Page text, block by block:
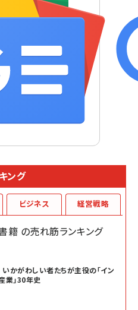
ング
籍 の売れ筋ランキング
かがわしい者たちが主役の「イン
業」30年史
ビジネス 経営戦略